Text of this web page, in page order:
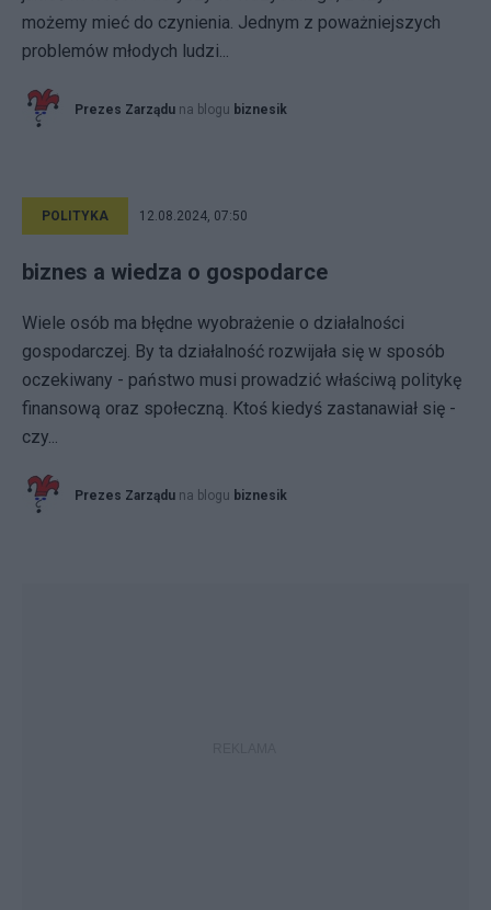
możemy mieć do czynienia. Jednym z poważniejszych
problemów młodych ludzi...
Prezes Zarządu na blogu biznesik
POLITYKA 12.08.2024, 07:50
biznes a wiedza o gospodarce
Wiele osób ma błędne wyobrażenie o działalności
gospodarczej. By ta działalność rozwijała się w sposób
oczekiwany - państwo musi prowadzić właściwą politykę
finansową oraz społeczną. Ktoś kiedyś zastanawiał się -
czy...
Prezes Zarządu na blogu biznesik